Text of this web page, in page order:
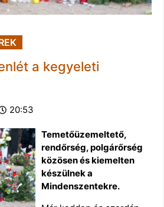
a kegyeleti
20:53
Temetőüzemeltető,
rendőrség, polgárőrség
közösen és kiemelten
készülnek a
Mindenszentekre.